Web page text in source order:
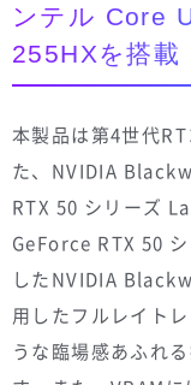
ンテル Core
255HXを搭載
本製品は第4世代
た、NVIDIA
RTX 50 シリーズ
GeForce RTX 50
したNVIDIA
用したフルレイト
うな臨場感あふれ